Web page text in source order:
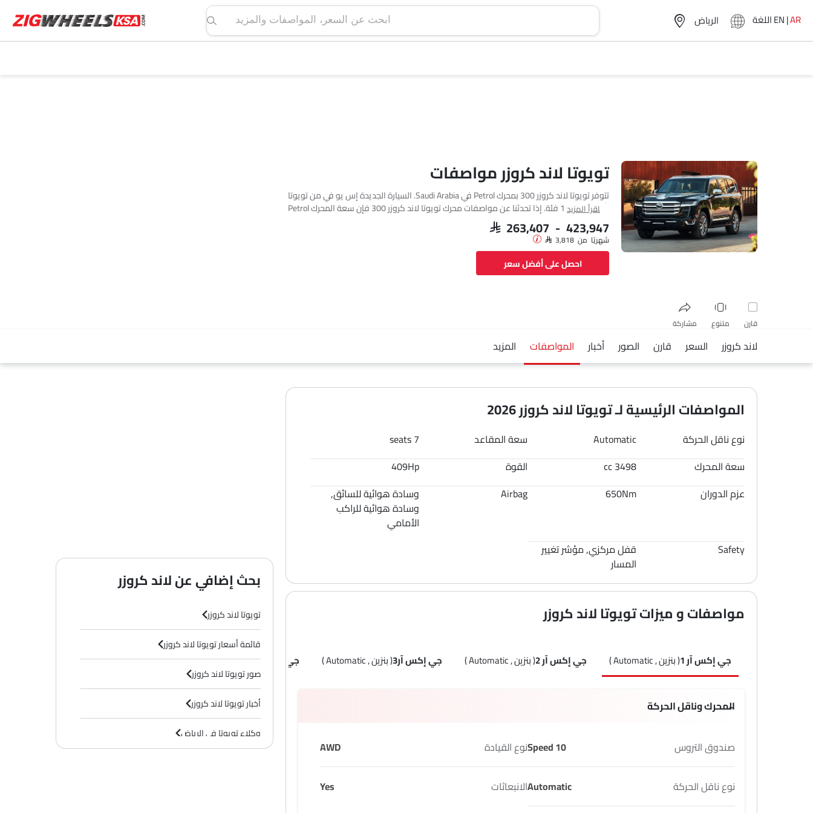
ابحث عن السعر، المواصفات والمزيد اللغةEN|AR
تويوتا لاند كروزر مواصفات
تتوفر تويوتا لاند كروزر 300 بمحرك Petrol في Saudi Arabia. السيارة الجديدة إس يو في من تويوتا
تأتي بإجمالي 1 فئة. إذا تحدثنا عن مواصفات محرك تويوتا لاند كروزر 300 فإن سعة المحرك Petrol
هي 3498 cc. تتوفر لاند كروزر 300 بناقل حركة Automatic.
اقرأ المزيد
SAR 263,407 - 423,947
شهريًا من SAR 3,818
احصل على أفضل سعر
قارن متنوع مشاركة
فيسبوك واتساب
لاند كروزر السعر قارن الصور أخبار المواصفات المزيد
المواصفات الرئيسية لـ تويوتا لاند كروزر 2026
نوع ناقل الحركة Automatic سعة المقاعد
7 seats
سعة المحرك
3498 cc القوة
409Hp
عزم الدوران
650Nm
Airbag
وسادة هوائية للسائق,
وسادة هوائية للراكب
الأمامي
Safety
قفل مركزي, مؤشر تغيير
المسار
مواصفات و ميزات تويوتا لاند كروزر
جي إكس آر 1 ( بنزين , Automatic ) جي إكس آر 2 ( بنزين , Automatic ) جي إكس آر3 ( بنزين , Automatic ) جي إكس آر4 ( بنزين , Automatic ) في إكس( بنزين , Automatic )
المحرك وناقل الحركة
صندوق التروس 10 Speed نوع القيادة AWD
نوع ناقل الحركة Automaticالانبعاثات Yes
بحث إضافي عن لاند كروزر
تويوتا لاند كروزر
قائمة أسعار تويوتا لاند كروزر
صور تويوتا لاند كروزر
أخبار تويوتا لاند كروزر
وكلاء تويوتا في الرياض‎